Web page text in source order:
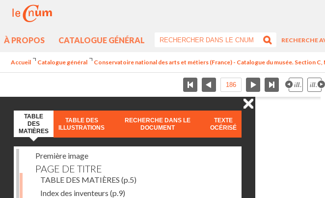
À PROPOS CATALOGUE GÉNÉRAL
RECHERCHE
Accueil Catalogue général Conservatoire national des arts et métiers (France) - Catalogue du musée. Section C,
TABLE
DES
MATIÈRES
TABLE DES
ILLUSTRATIONS
RECHERCHE DANS LE
DOCUMENT
TEXTE
OCÉRISÉ
Première image
PAGE DE TITRE
TABLE DES MATIÈRES (p.5)
Index des inventeurs (p.9)